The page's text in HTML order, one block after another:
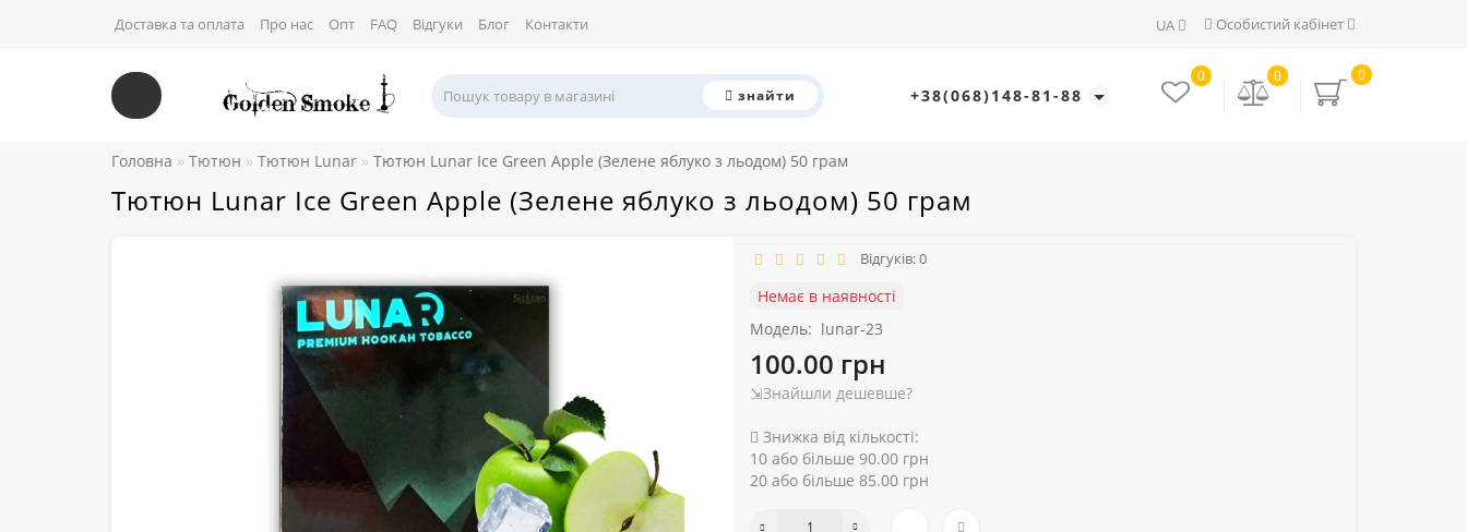
Особистий кабінет
UA
Доставка та оплата Про нас Опт FAQ Відгуки Блог Контакти
знайти +38(068)148-81-88
0
0
0
Головна Тютюн Тютюн Lunar Тютюн Lunar Ice Green Apple (Зелене яблуко з льодом) 50 грам
Тютюн Lunar Ice Green Apple (Зелене яблуко з льодом) 50 грам
Відгуків: 0
Немає в наявності
Модель: lunar-23
100.00 грн
⇲Знайшли дешевше?
Знижка від кількості:
10 або більше 90.00 грн
20 або більше 85.00 грн